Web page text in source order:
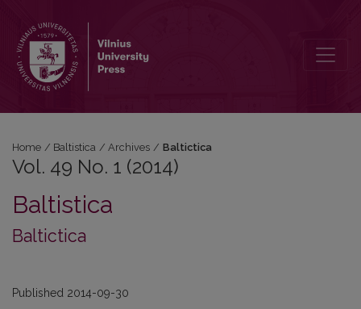
Home / Baltistica / Archives / Baltictica
Vol. 49 No. 1 (2014)
Baltistica
Baltictica
Published 2014-09-30